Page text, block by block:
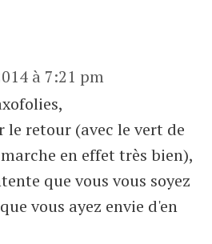
à 7:21 pm
le retour (avec le vert de
en effet très bien),
que vous vous soyez
vous ayez envie d'en